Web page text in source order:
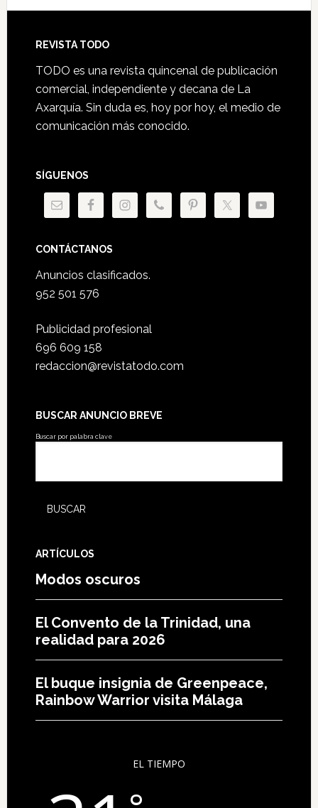
Footer
REVISTA TODO
TODO es una revista quincenal de publicación
comercial, independiente y decana de La
Axarquía. Sin duda es, hoy por hoy, el medio de
comunicación más conocido.
SÍGUENOS
CONTÁCTANOS
Anuncios clasificados.
952 501 576
Publicidad profesional
696 609 158
redaccion@revistatodo.com
BUSCAR ANUNCIO BREVE
Buscar por palabra clave
ARTÍCULOS
Modos oscuros
El Convento de la Trinidad, una
realidad para 2026
El buque insignia de Greenpeace,
Rainbow Warrior visita Málaga
EL TIEMPO